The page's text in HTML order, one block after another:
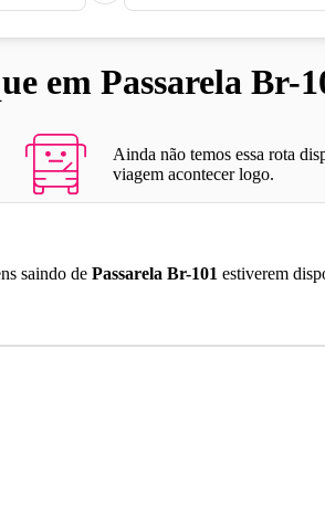
em Passarela Br-
Ainda não temos essa rota
viagem acontecer logo.
saindo de Passarela Br-101 estiverem